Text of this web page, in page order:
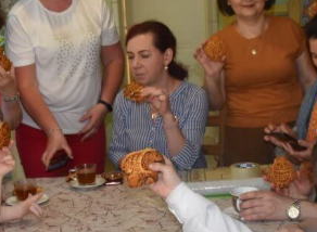
По итогам